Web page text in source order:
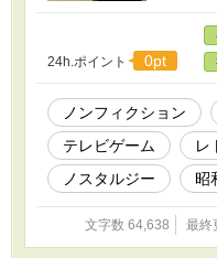
をプレイ
います
自身のプ
で、興味
和の中学
https://
24h.ポイント 0pt
ノンフィクション
テレビゲーム
レ
ノスタルジー
昭
文字数 64,638 最終